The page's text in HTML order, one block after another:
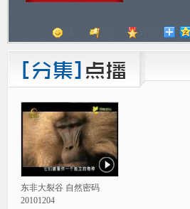
东非大裂谷 自然密码
20101204